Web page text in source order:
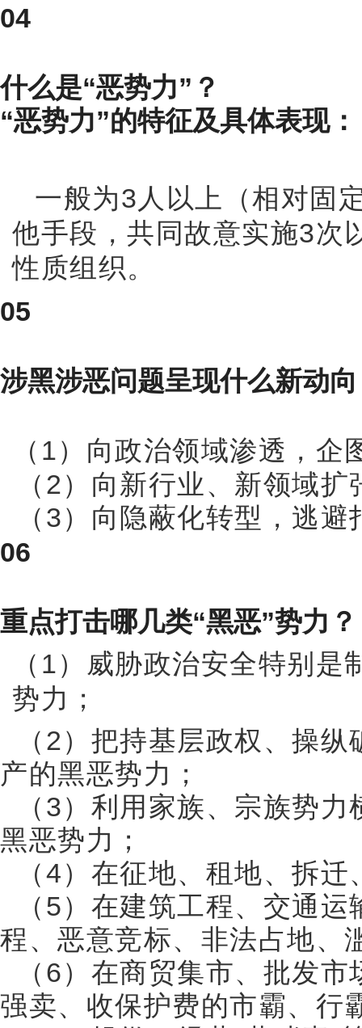
04
什么是“恶势力”？
“恶势力”的特征及具体表现：
一般为3人以上（相对固
他手段，共同故意实施3次
性质组织。
05
涉黑涉恶问题呈现什么新动
（1）向政治领域渗透，
（2）向新行业、新领域扩
（3）向隐蔽化转型，逃避
06
重点打击哪几类“黑恶”势力？
（1）威胁政治安全特别
势力；
（2）把持基层政权、操纵
产的黑恶势力；
（3）利用家族、宗族势力
黑恶势力；
（4）在征地、租地、拆迁
（5）在建筑工程、交通运
程、恶意竞标、非法占地、
（6）在商贸集市、批发市
强卖、收保护费的市霸、行